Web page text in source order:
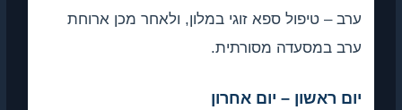
ערב – טיפול ספא זוגי במלון, ולאחר מכן ארוחת
ערב במסעדה מסורתית.
יום ראשון – יום אחרון